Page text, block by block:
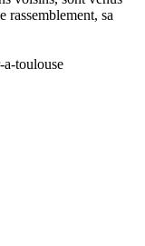
rassemblement, sa
toulouse